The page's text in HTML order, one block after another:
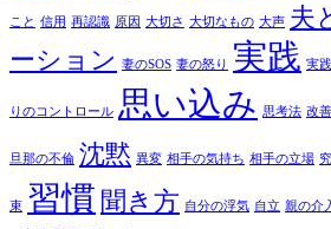
こと 信用 再認識 原因 大切さ 大切なもの 大声 夫
ーション
妻のSOS 妻の怒り 実践 実
りのコントロール 思い込み 思考法 改
旦那の不倫 沈黙 異変 相手の気持ち 相手の立場
束 習慣 聞き方 自分の浮気 自立 親の介